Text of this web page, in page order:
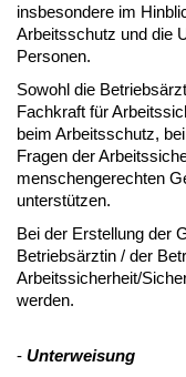
insbesondere im
Arbeitsschutz und die
Personen.
Sowohl die
Fachkraft für
beim Arbeitsschutz,
Fragen der
menschengerechten
unterstützen.
Bei der Erstellung der
Betriebsärztin / der
Arbeitssicherheit/
werden.
- Unterweisung